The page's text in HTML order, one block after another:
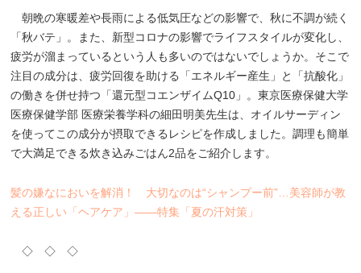
朝晩の寒暖差や長雨による低気圧などの影響で、秋に不調が続く
「秋バテ」。また、新型コロナの影響でライフスタイルが変化し、
疲労が溜まっているという人も多いのではないでしょうか。そこで
注目の成分は、疲労回復を助ける「エネルギー産生」と「抗酸化」
の働きを併せ持つ「還元型コエンザイムQ10」。東京医療保健大学
医療保健学部 医療栄養学科の細田明美先生は、オイルサーディン
を使ってこの成分が摂取できるレシピを作成しました。調理も簡単
で大満足できる炊き込みごはん2品をご紹介します。
髪の嫌なにおいを解消！ 大切なのは“シャンプー前”…美容師が教
える正しい「ヘアケア」――特集「夏の汗対策」
◇ ◇ ◇